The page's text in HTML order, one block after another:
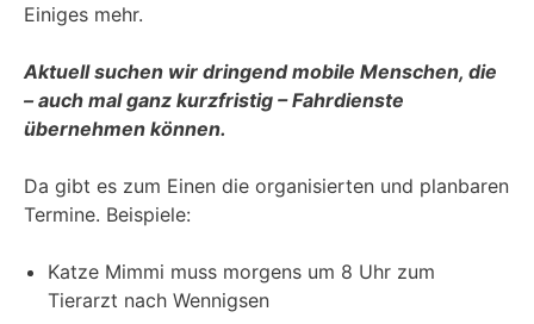
Einiges mehr.
Aktuell suchen wir dringend mobile Menschen, die
– auch mal ganz kurzfristig – Fahrdienste
übernehmen können.
Da gibt es zum Einen die organisierten und planbaren
Termine. Beispiele:
Katze Mimmi muss morgens um 8 Uhr zum
Tierarzt nach Wennigsen